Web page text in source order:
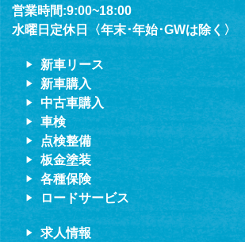
営業時間:9:00~18:00
水曜日定休日〈年末･年始･GWは除く〉
新車リース
新車購入
中古車購入
車検
点検整備
板金塗装
各種保険
ロードサービス
求人情報